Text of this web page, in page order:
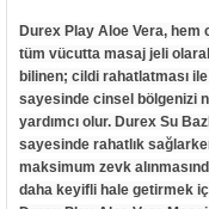
Durex Play Aloe Vera, hem
tüm vücutta masaj jeli
bilinen; cildi rahatlatması
sayesinde cinsel bölgenizi
yardımcı olur. Durex Su
sayesinde rahatlık
maksimum zevk
daha keyifli hale getirmek